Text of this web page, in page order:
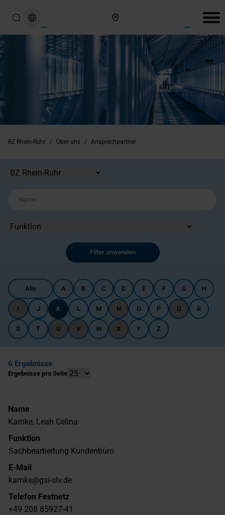
BZ Rhein-Ruhr / Über uns / Ansprechpartner
Standort
Funktion
Filter anwenden
Alle A B C D E F G H
I J K L M N O P Q R
S T U V W X Y Z
6 Ergebnisse
Ergebnisse pro Seite
Name
Kamke, Leah Celina
Funktion
Sachbearbeitung Kundenbüro
E-Mail
kamke@gsi-slv.de
Telefon Festnetz
+49 208 85927-41